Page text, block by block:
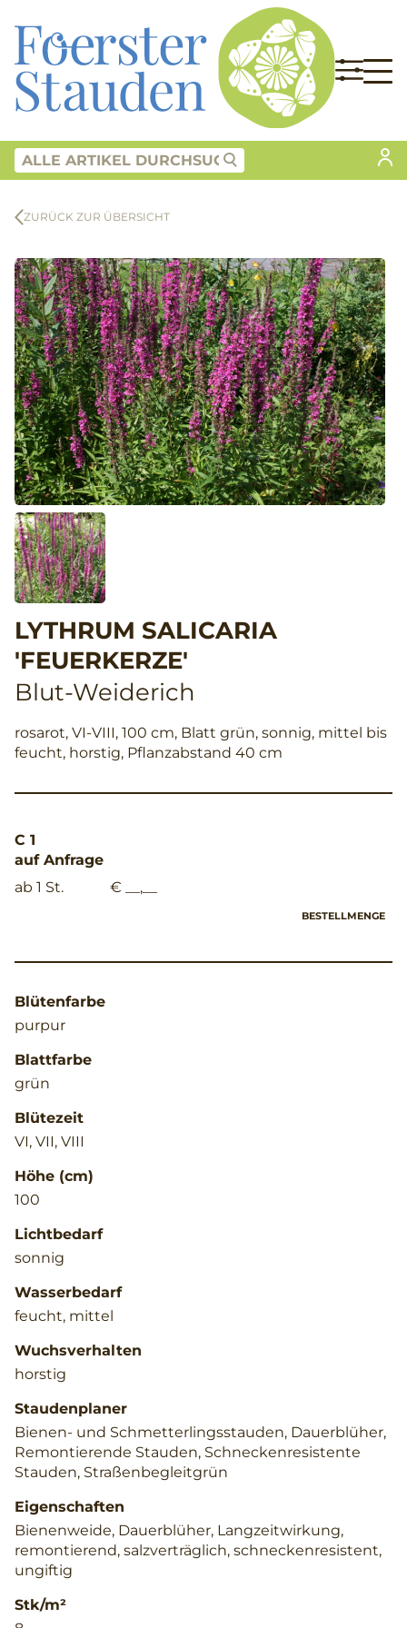
ZURÜCK ZUR ÜBERSICHT
LYTHRUM SALICARIA
'FEUERKERZE'
Blut-Weiderich
rosarot, VI-VIII, 100 cm, Blatt grün, sonnig, mittel bis
feucht, horstig, Pflanzabstand 40 cm
C 1
auf Anfrage
ab 1 St.
€ __,__
BESTELLMENGE
Blütenfarbe
purpur
Blattfarbe
grün
Blütezeit
VI, VII, VIII
Höhe (cm)
100
Lichtbedarf
sonnig
Wasserbedarf
feucht, mittel
Wuchsverhalten
horstig
Staudenplaner
Bienen- und Schmetterlingsstauden, Dauerblüher,
Remontierende Stauden, Schneckenresistente
Stauden, Straßenbegleitgrün
Eigenschaften
Bienenweide, Dauerblüher, Langzeitwirkung,
remontierend, salzverträglich, schneckenresistent,
ungiftig
Stk/m²